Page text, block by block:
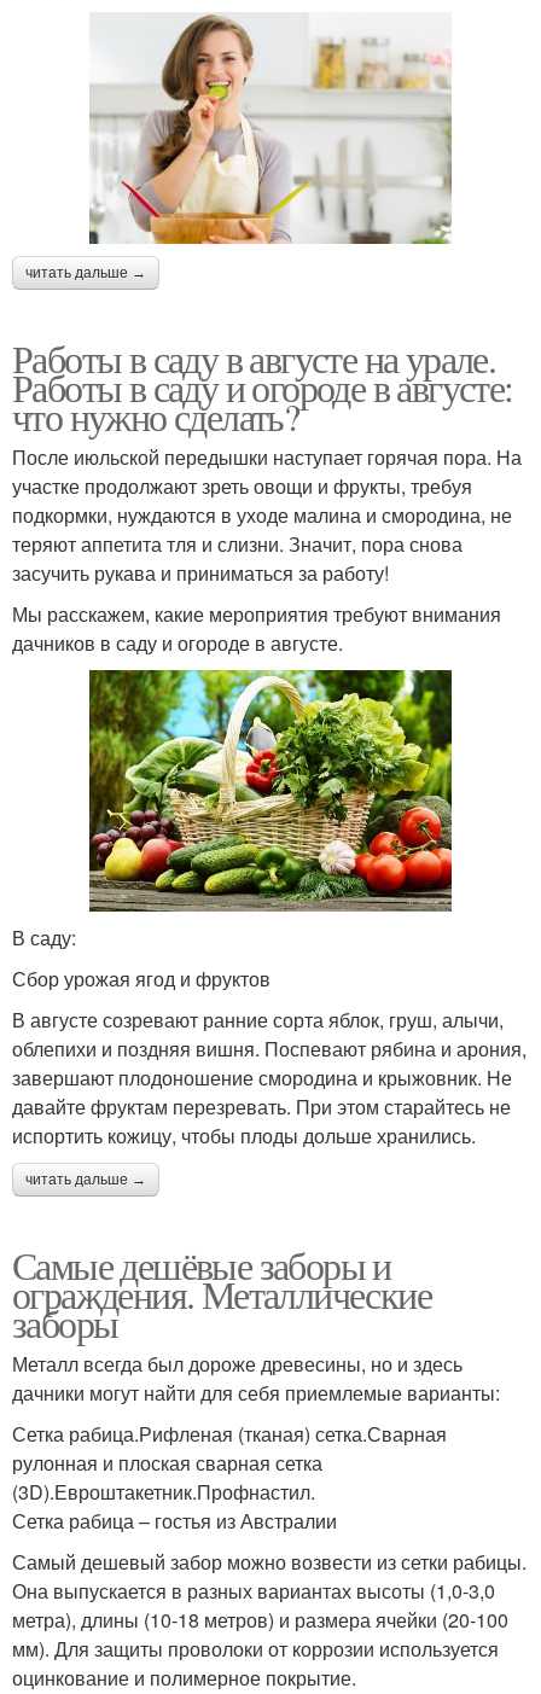
читать дальше →
Работы в саду в августе на урале.
Работы в саду и огороде в августе:
что нужно сделать?
После июльской передышки наступает горячая пора. На
участке продолжают зреть овощи и фрукты, требуя
подкормки, нуждаются в уходе малина и смородина, не
теряют аппетита тля и слизни. Значит, пора снова
засучить рукава и приниматься за работу!
Мы расскажем, какие мероприятия требуют внимания
дачников в саду и огороде в августе.
В саду:
Сбор урожая ягод и фруктов
В августе созревают ранние сорта яблок, груш, алычи,
облепихи и поздняя вишня. Поспевают рябина и арония,
завершают плодоношение смородина и крыжовник. Не
давайте фруктам перезревать. При этом старайтесь не
испортить кожицу, чтобы плоды дольше хранились.
читать дальше →
Самые дешёвые заборы и
ограждения. Металлические
заборы
Металл всегда был дороже древесины, но и здесь
дачники могут найти для себя приемлемые варианты:
Сетка рабица.Рифленая (тканая) сетка.Сварная
рулонная и плоская сварная сетка
(3D).Евроштакетник.Профнастил.
Сетка рабица – гостья из Австралии
Самый дешевый забор можно возвести из сетки рабицы.
Она выпускается в разных вариантах высоты (1,0-3,0
метра), длины (10-18 метров) и размера ячейки (20-100
мм). Для защиты проволоки от коррозии используется
оцинкование и полимерное покрытие.